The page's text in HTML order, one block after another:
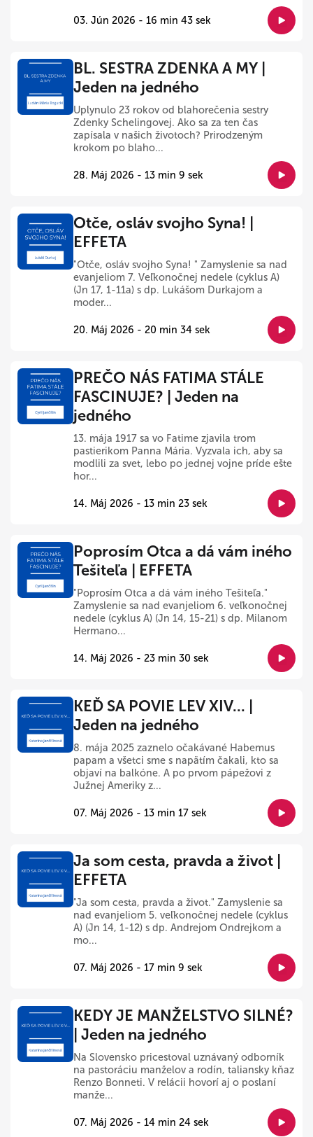
03. Jún 2026 - 16 min 43 sek
BL. SESTRA ZDENKA A MY |
Jeden na jedného
Uplynulo 23 rokov od blahorečenia sestry
Zdenky Schelingovej. Ako sa za ten čas
zapísala v našich životoch? Prirodzeným
krokom po blaho...
28. Máj 2026 - 13 min 9 sek
Otče, osláv svojho Syna! |
EFFETA
"Otče, osláv svojho Syna! " Zamyslenie sa nad
evanjeliom 7. Veľkonočnej nedele (cyklus A)
(Jn 17, 1-11a) s dp. Lukášom Durkajom a
moder...
20. Máj 2026 - 20 min 34 sek
PREČO NÁS FATIMA STÁLE
FASCINUJE? | Jeden na
jedného
13. mája 1917 sa vo Fatime zjavila trom
pastierikom Panna Mária. Vyzvala ich, aby sa
modlili za svet, lebo po jednej vojne príde ešte
hor...
14. Máj 2026 - 13 min 23 sek
Poprosím Otca a dá vám iného
Tešiteľa | EFFETA
"Poprosím Otca a dá vám iného Tešiteľa."
Zamyslenie sa nad evanjeliom 6. veľkonočnej
nedele (cyklus A) (Jn 14, 15-21) s dp. Milanom
Hermano...
14. Máj 2026 - 23 min 30 sek
KEĎ SA POVIE LEV XIV... |
Jeden na jedného
8. mája 2025 zaznelo očakávané Habemus
papam a všetci sme s napätím čakali, kto sa
objaví na balkóne. A po prvom pápežovi z
Južnej Ameriky z...
07. Máj 2026 - 13 min 17 sek
Ja som cesta, pravda a život |
EFFETA
"Ja som cesta, pravda a život." Zamyslenie sa
nad evanjeliom 5. veľkonočnej nedele (cyklus
A) (Jn 14, 1-12) s dp. Andrejom Ondrejkom a
mo...
07. Máj 2026 - 17 min 9 sek
KEDY JE MANŽELSTVO SILNÉ?
| Jeden na jedného
Na Slovensko pricestoval uznávaný odborník
na pastoráciu manželov a rodín, taliansky kňaz
Renzo Bonneti. V relácii hovorí aj o poslaní
manže...
07. Máj 2026 - 14 min 24 sek